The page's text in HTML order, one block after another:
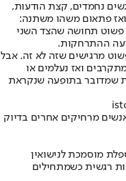
נחמדים, קצת הודעות,
ואז פתאום משהו משתנה:
פשוט תחושה שהצד השני
ההתרחקות.
מרגישים שזה לא זה. אבל
ואז נעלמים או
שמדובר בתופעה שנקראת
מרחיקים אחרים בדיוק
מוסמכת לנישואין
רגשית כשמתחילים